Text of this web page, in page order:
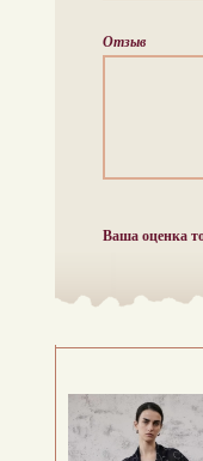
Отзыв
Ваша оценка